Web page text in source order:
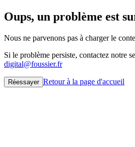
Oups, un problème est
Nous ne parvenons pas à charger le
Si le problème persiste, contactez notre
digital@foussier.fr
Réessayer Retour à la page d'accueil